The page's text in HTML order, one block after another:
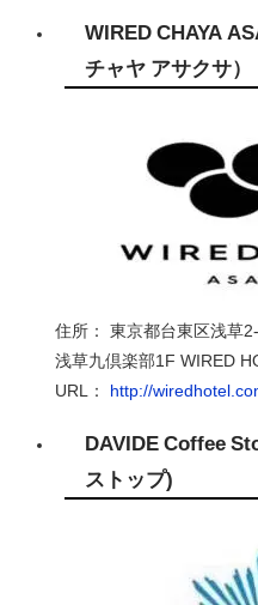
WIRED CHAYA
チャヤ アサクサ）
住所： 東京都台東区浅草
浅草九倶楽部1 F WIRED
URL：
http://
DAVIDE Coffee
ストップ)